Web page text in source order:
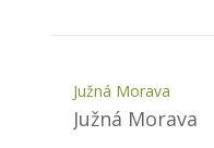
Južná Morava
Južná Morava